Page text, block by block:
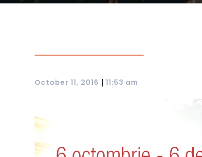
October 11, 2016 | 11:53 am